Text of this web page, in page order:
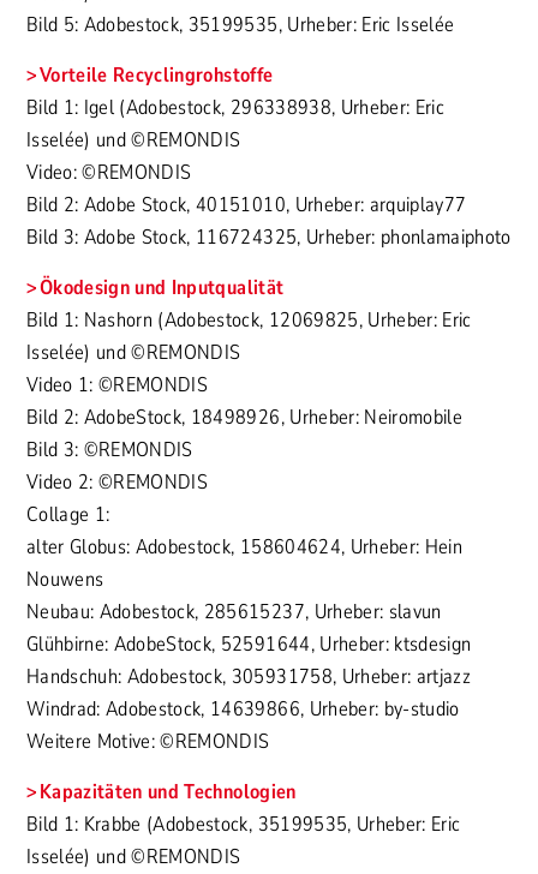
Bild 5: Adobestock, 35199535, Urheber: Eric Isselée
Vorteile Recyclingrohstoffe
Bild 1: Igel (Adobestock, 296338938, Urheber: Eric
Isselée) und ©REMONDIS
Video: ©REMONDIS
Bild 2: Adobe Stock, 40151010, Urheber: arquiplay77
Bild 3: Adobe Stock, 116724325, Urheber: phonlamaiphoto
Ökodesign und Inputqualität
Bild 1: Nashorn (Adobestock, 12069825, Urheber: Eric
Isselée) und ©REMONDIS
Video 1: ©REMONDIS
Bild 2: AdobeStock, 18498926, Urheber: Neiromobile
Bild 3: ©REMONDIS
Video 2: ©REMONDIS
Collage 1:
alter Globus: Adobestock, 158604624, Urheber: Hein
Nouwens
Neubau: Adobestock, 285615237, Urheber: slavun
Glühbirne: AdobeStock, 52591644, Urheber: ktsdesign
Handschuh: Adobestock, 305931758, Urheber: artjazz
Windrad: Adobestock, 14639866, Urheber: by-studio
Weitere Motive: ©REMONDIS
Kapazitäten und Technologien
Bild 1: Krabbe (Adobestock, 35199535, Urheber: Eric
Isselée) und ©REMONDIS